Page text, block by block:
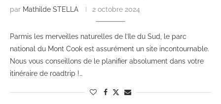
par Mathilde STELLA 2 octobre 2024
Parmis les merveilles naturelles de l’Ile du Sud, le parc
national du Mont Cook est assurément un site incontournable.
Nous vous conseillons de le planifier absolument dans votre
itinéraire de roadtrip !…